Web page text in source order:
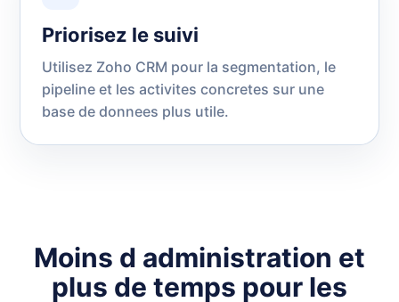
Priorisez le suivi
Utilisez Zoho CRM pour la segmentation, le
pipeline et les activites concretes sur une
base de donnees plus utile.
Moins d administration et
plus de temps pour les